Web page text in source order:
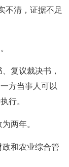
不清，证据不足
复议裁决书，
方当事人可以
行。
两年。
和农业综合管